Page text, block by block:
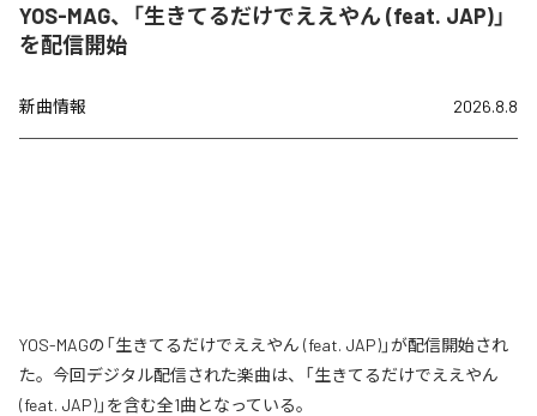
YOS-MAG、「生きてるだけでええやん (feat. JAP)」
を配信開始
新曲情報 2026.8.8
YOS-MAGの「生きてるだけでええやん (feat. JAP)」が配信開始され
た。今回デジタル配信された楽曲は、「生きてるだけでええやん
(feat. JAP)」を含む全1曲となっている。